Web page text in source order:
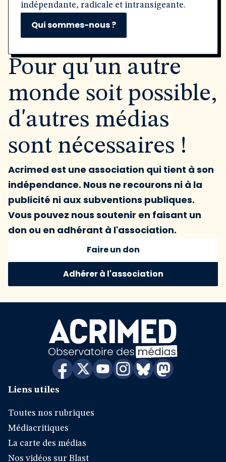
indépendante, radicale et intransigeante.
Qui sommes-nous ?
Pour qu'un autre
monde soit possible,
d'autres médias
sont nécessaires !
Acrimed est une association qui tient à son
indépendance. Nous ne recourons ni à la
publicité ni aux subventions publiques.
Vous pouvez nous soutenir en faisant un
don ou en adhérant à l'association.
Faire un don
Adhérer à l'association
Liens utiles
Toutes nos rubriques
Médiacritiques
La carte des médias
Nos vidéos sur Blast